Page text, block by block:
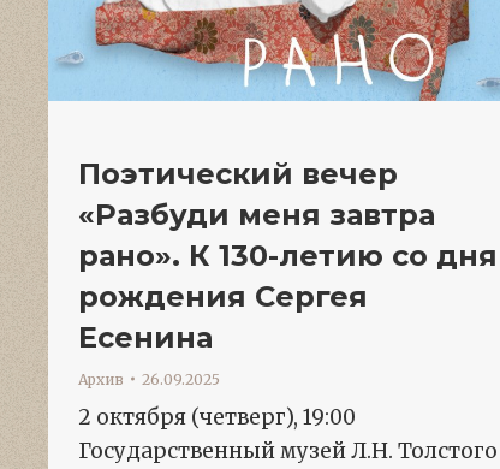
Поэтический вечер
«Разбуди меня завтра
рано». К 130-летию со дня
рождения Сергея
Есенина
Архив 26.09.2025
2 октября (четверг), 19:00
Государственный музей Л.Н. Толстого